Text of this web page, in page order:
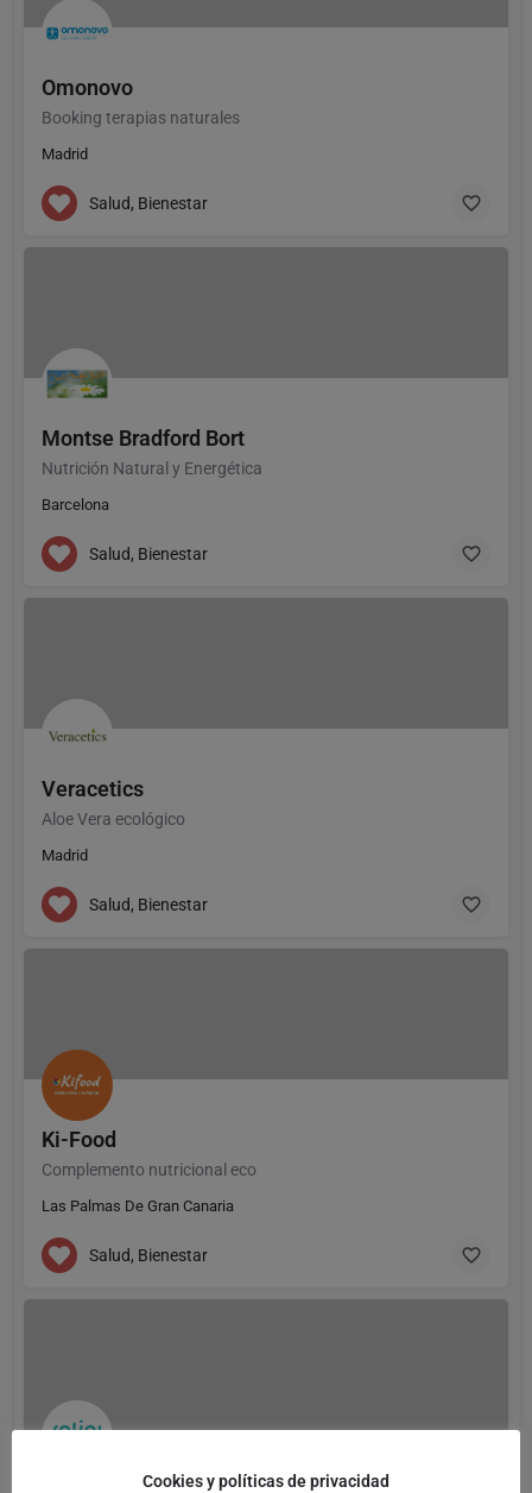
Omonovo
Booking terapias naturales
Madrid
Salud, Bienestar
Montse Bradford Bort
Nutrición Natural y Energética
Barcelona
Salud, Bienestar
Veracetics
Aloe Vera ecológico
Madrid
Salud, Bienestar
Ki-Food
Complemento nutricional eco
Las Palmas De Gran Canaria
Salud, Bienestar
Cookies y políticas de privacidad